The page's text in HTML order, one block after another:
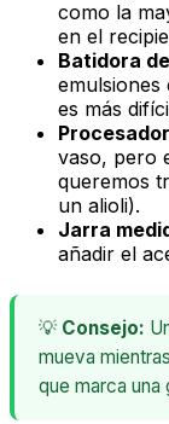
como la
en el
Batidora
emulsiones
es más
vaso, pero
queremos
un alioli).
Jarra
añadir el
💡 Consejo:
mueva
que marca una